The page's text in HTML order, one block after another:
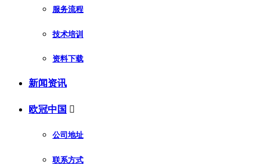
服务流程
技术培训
资料下载
新闻资讯
欧冠中国 
公司地址
联系方式